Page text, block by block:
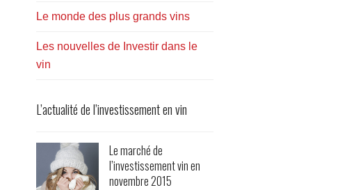
Le monde des plus grands vins
Les nouvelles de Investir dans le
vin
L’actualité de l’investissement en vin
Le marché de
l’investissement vin en
novembre 2015